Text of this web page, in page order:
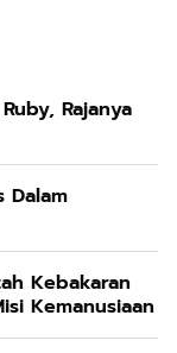
Rajanya
Dalam
Kebakaran
Kemanusiaan